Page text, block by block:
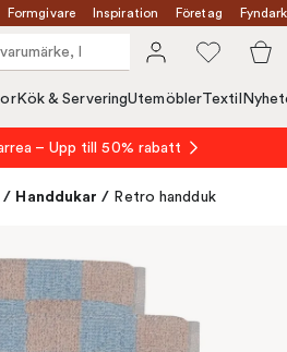
Formgivare Inspiration Företag
Kök & ServeringUtemöblerTextil
– Upp till 50% rabatt
/ Handdukar / Retro handduk